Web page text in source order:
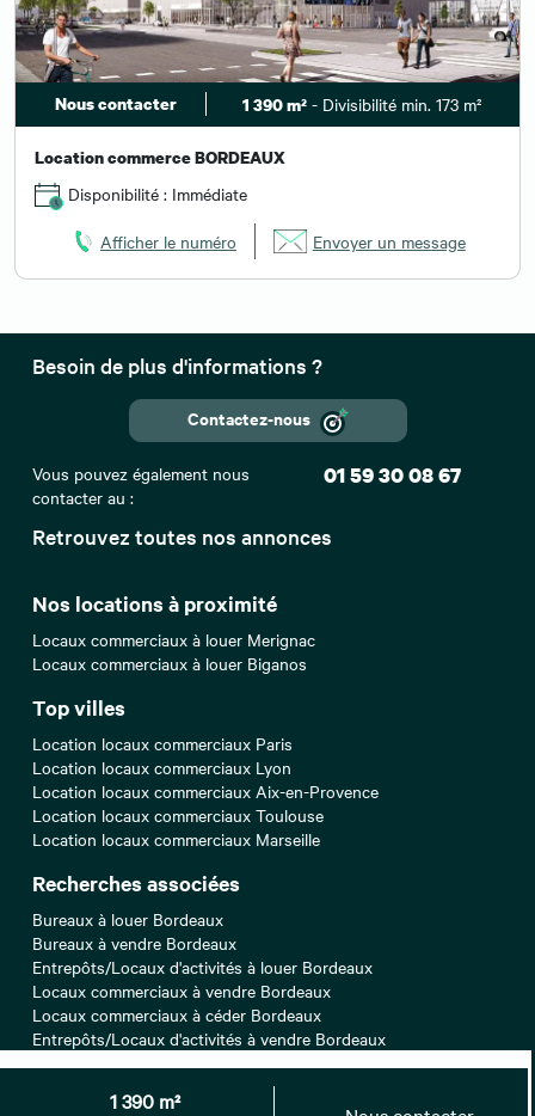
1 390 m²
Nous contacter 1 390 m²- Divisibilité min. 173 m²
Location commerce BORDEAUX
Disponibilité : Immédiate
Afficher le numéro Envoyer un message
Retrouvez toutes nos annonces
Nos locations à proximité
Locaux commerciaux à louer Merignac
Locaux commerciaux à louer Biganos
Top villes
Location locaux commerciaux Paris
Location locaux commerciaux Lyon
Location locaux commerciaux Aix-en-Provence
Location locaux commerciaux Toulouse
Location locaux commerciaux Marseille
Recherches associées
Bureaux à louer Bordeaux
Bureaux à vendre Bordeaux
Entrepôts/Locaux d'activités à louer Bordeaux
Locaux commerciaux à vendre Bordeaux
Locaux commerciaux à céder Bordeaux
Entrepôts/Locaux d'activités à vendre Bordeaux
Besoin de plus d'informations ?
Contactez-nous
Vous pouvez également nous
contacter au :
01 59 30 08 67